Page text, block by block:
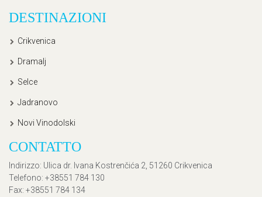
DESTINAZIONI
Crikvenica
Dramalj
Selce
Jadranovo
Novi Vinodolski
CONTATTO
Indirizzo: Ulica dr. Ivana Kostrenčića 2, 51260 Crikvenica
Telefono: +38551 784 130
Fax: +38551 784 134